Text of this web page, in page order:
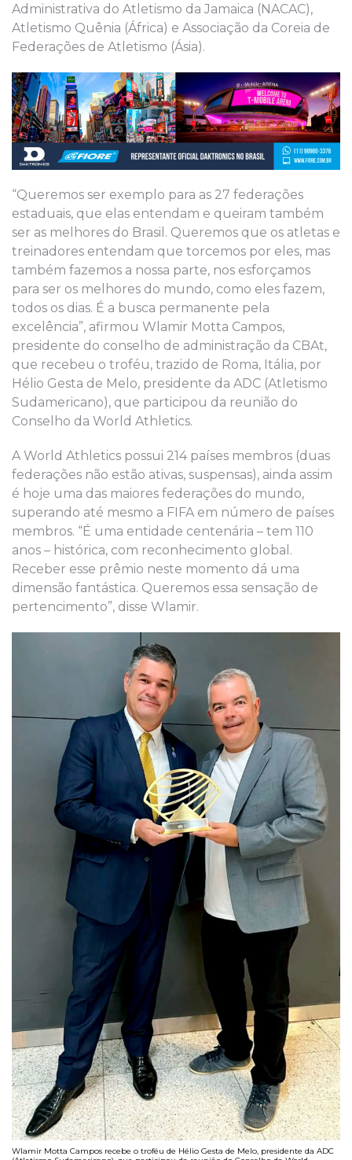
Administrativa do Atletismo da Jamaica (NACAC),
Atletismo Quênia (África) e Associação da Coreia de
Federações de Atletismo (Ásia).
“Queremos ser exemplo para as 27 federações
estaduais, que elas entendam e queiram também
ser as melhores do Brasil. Queremos que os atletas e
treinadores entendam que torcemos por eles, mas
também fazemos a nossa parte, nos esforçamos
para ser os melhores do mundo, como eles fazem,
todos os dias. É a busca permanente pela
excelência”, afirmou Wlamir Motta Campos,
presidente do conselho de administração da CBAt,
que recebeu o troféu, trazido de Roma, Itália, por
Hélio Gesta de Melo, presidente da ADC (Atletismo
Sudamericano), que participou da reunião do
Conselho da World Athletics.
A World Athletics possui 214 países membros (duas
federações não estão ativas, suspensas), ainda assim
é hoje uma das maiores federações do mundo,
superando até mesmo a FIFA em número de países
membros. “É uma entidade centenária – tem 110
anos – histórica, com reconhecimento global.
Receber esse prêmio neste momento dá uma
dimensão fantástica. Queremos essa sensação de
pertencimento”, disse Wlamir.
Wlamir Motta Campos recebe o troféu de Hélio Gesta de Melo, presidente da ADC